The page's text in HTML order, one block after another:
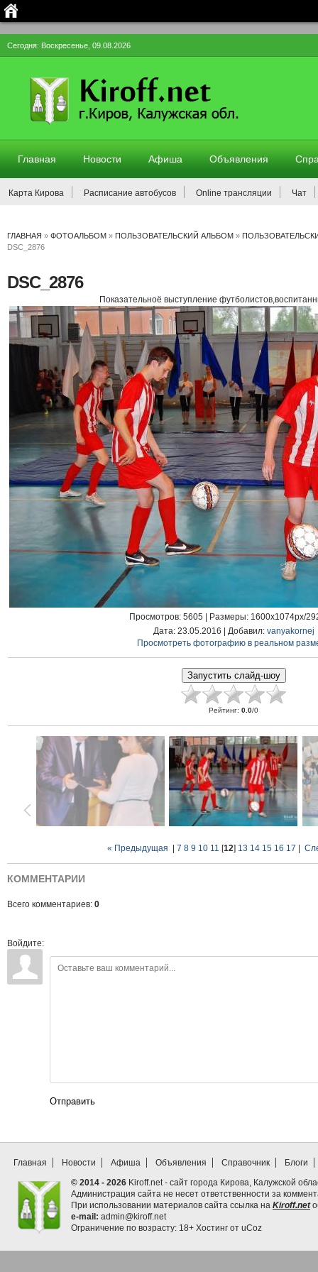
Сегодня: Воскресенье, 09.08.2026
Главная Новости Афиша Объявления
Карта Кирова Расписание автобусов Online трансляции Чат
ГЛАВНАЯ » ФОТОАЛЬБОМ » ПОЛЬЗОВАТЕЛЬСКИЙ АЛЬБОМ »
DSC_2876
DSC_2876
Показательноё выступление
Просмотров: 5605 | Размеры: 1600x1074px/
Дата: 23.05.2016 | Добавил: vanyakornej
Просмотреть фотографию в реальном
Рейтинг: 0.0/0
« Предыдущая 7 8 9 10 11 [12] 13 14 15 16 17
КОММЕНТАРИИ
Всего комментариев: 0
Войдите:
Отправить
Главная Новости Афиша Объявления Справочник
Блоги
© 2014 - 2026 Kiroff.net - сайт города Кирова, Калужской
Администрация сайта не несет ответственности за
При использовании материалов сайта ссылка на Kiroff.net
e-mail: admin@kiroff.net
Ограничение по возрасту: 18+ Хостинг от uCoz